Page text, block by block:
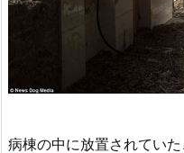
病棟の中に放置されてい